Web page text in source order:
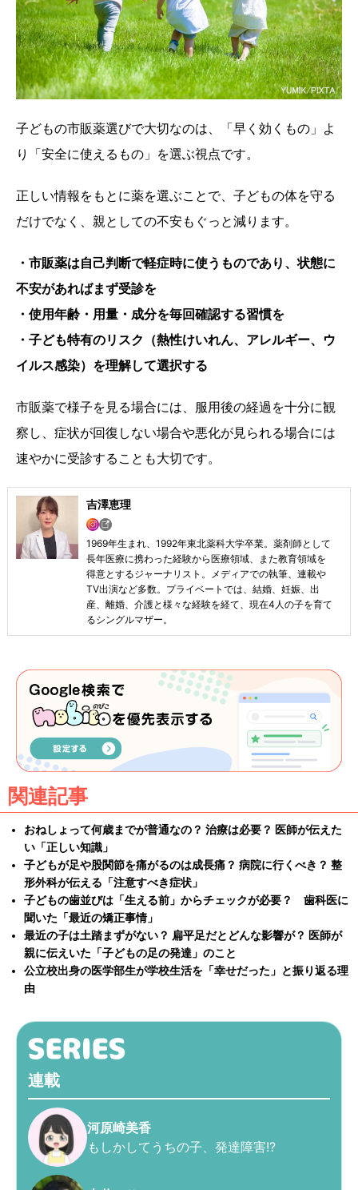
子どもの市販薬選びで大切なのは、「早く効くもの」よ
り「安全に使えるもの」を選ぶ視点です。
正しい情報をもとに薬を選ぶことで、子どもの体を守る
だけでなく、親としての不安もぐっと減ります。
・市販薬は自己判断で軽症時に使うものであり、状態に
不安があればまず受診を
・使用年齢・用量・成分を毎回確認する習慣を
・子ども特有のリスク（熱性けいれん、アレルギー、ウ
イルス感染）を理解して選択する
市販薬で様子を見る場合には、服用後の経過を十分に観
察し、症状が回復しない場合や悪化が見られる場合には
速やかに受診することも大切です。
吉澤恵理
1969年生まれ、1992年東北薬科大学卒業。薬剤師として
長年医療に携わった経験から医療領域、また教育領域を
得意とするジャーナリスト。メディアでの執筆、連載や
TV出演など多数。プライベートでは、結婚、妊娠、出
産、離婚、介護と様々な経験を経て、現在4人の子を育て
るシングルマザー。
関連記事
おねしょって何歳までが普通なの？ 治療は必要？ 医師が伝えた
い「正しい知識」
子どもが足や股関節を痛がるのは成長痛？ 病院に行くべき？ 整
形外科が伝える「注意すべき症状」
子どもの歯並びは「生える前」からチェックが必要？ 歯科医に
聞いた「最近の矯正事情」
最近の子は土踏まずがない？ 扁平足だとどんな影響が？ 医師が
親に伝えいた「子どもの足の発達」のこと
公立校出身の医学部生が学校生活を「幸せだった」と振り返る理
由
連載
河原崎美香
もしかしてうちの子、発達障害!?